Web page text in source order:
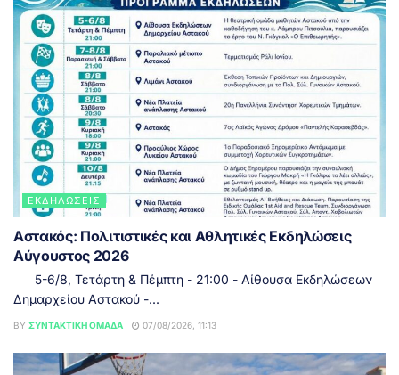
ΕΚΔΗΛΏΣΕΙΣ
Αστακός: Πολιτιστικές και Αθλητικές Εκδηλώσεις
Αύγουστος 2026
5-6/8, Τετάρτη & Πέμπτη - 21:00 - Αίθουσα Εκδηλώσεων
Δημαρχείου Αστακού -...
BY ΣΥΝΤΑΚΤΙΚΉ ΟΜΆΔΑ 07/08/2026, 11:13